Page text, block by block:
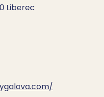
Liberec